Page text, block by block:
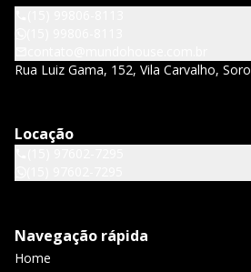
Rua Luiz Gama, 152, Vila Carvalho,
Locação
Navegação rápida
Home